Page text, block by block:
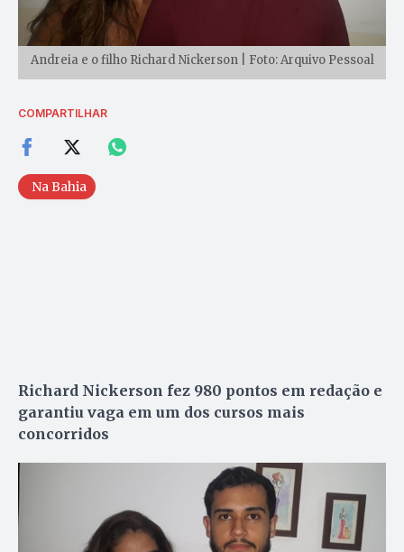
Andreia e o filho Richard Nickerson | Foto: Arquivo Pessoal
COMPARTILHAR
Na Bahia
Richard Nickerson fez 980 pontos em redação e
garantiu vaga em um dos cursos mais
concorridos